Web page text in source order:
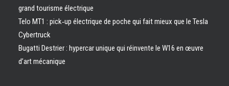
grand tourisme électrique
Telo MT1 : pick‑up électrique de poche qui fait mieux que le Tesla
Cybertruck
Bugatti Destrier : hypercar unique qui réinvente le W16 en œuvre
d’art mécanique